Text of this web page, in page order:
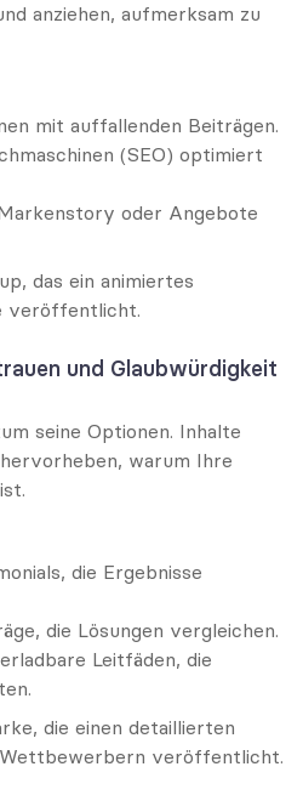
anziehen, aufmerksam zu
mit auffallenden Beiträgen.
(SEO) optimiert
oder Angebote
das ein animiertes
veröffentlicht.
und Glaubwürdigkeit
seine Optionen. Inhalte
warum Ihre
die Ergebnisse
die Lösungen vergleichen.
Leitfäden, die
die einen detaillierten
veröffentlicht.